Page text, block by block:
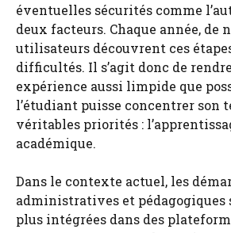
éventuelles sécurités comme
deux facteurs. Chaque année, de
utilisateurs découvrent ces
difficultés. Il s’agit donc de
expérience aussi limpide que
l’étudiant puisse concentrer son
véritables priorités :
académique.
Dans le contexte actuel, les
administratives et pédagogiques
plus intégrées dans des